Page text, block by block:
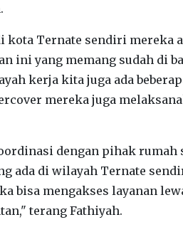
kota Ternate sendiri mereka
ini yang memang sudah di
kerja kita juga ada
mereka juga
dengan pihak rumah
ada di wilayah Ternate
bisa mengakses layanan
terang Fathiyah.